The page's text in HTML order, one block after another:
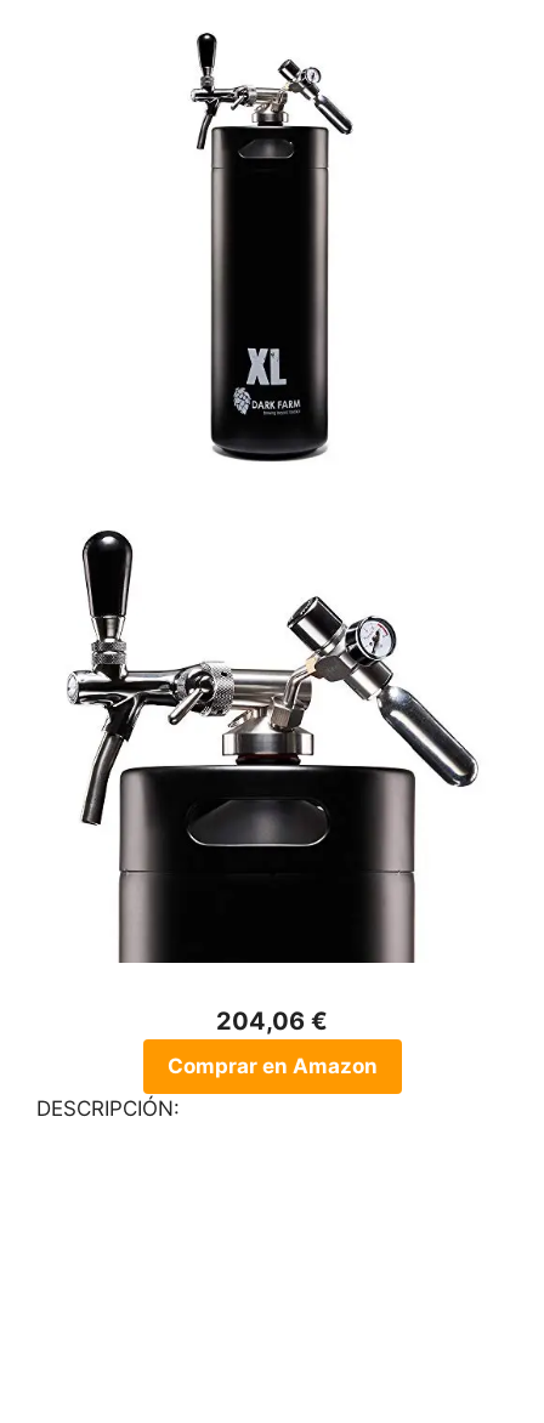
204,06 €
Comprar en Amazon
DESCRIPCIÓN: